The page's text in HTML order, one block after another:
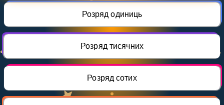
Invite a Friend
Select curriculum
Розряд одиниць
Розряд тисячних
Розряд сотих